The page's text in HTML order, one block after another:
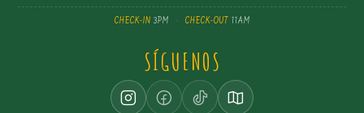
CHECK-IN 3PM · CHECK-OUT 11AM
SÍGUENOS